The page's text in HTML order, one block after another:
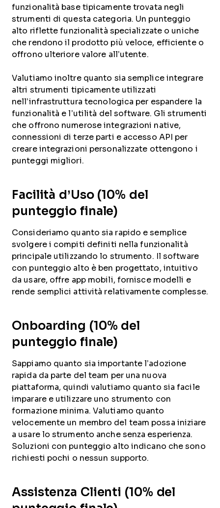
funzionalità base tipicamente trovata negli
strumenti di questa categoria. Un punteggio
alto riflette funzionalità specializzate o uniche
che rendono il prodotto più veloce, efficiente o
offrono ulteriore valore all’utente.
Valutiamo inoltre quanto sia semplice integrare
altri strumenti tipicamente utilizzati
nell’infrastruttura tecnologica per espandere la
funzionalità e l’utilità del software. Gli strumenti
che offrono numerose integrazioni native,
connessioni di terze parti e accesso API per
creare integrazioni personalizzate ottengono i
punteggi migliori.
Facilità d’Uso (10% del
punteggio finale)
Consideriamo quanto sia rapido e semplice
svolgere i compiti definiti nella funzionalità
principale utilizzando lo strumento. Il software
con punteggio alto è ben progettato, intuitivo
da usare, offre app mobili, fornisce modelli e
rende semplici attività relativamente complesse.
Onboarding (10% del
punteggio finale)
Sappiamo quanto sia importante l’adozione
rapida da parte del team per una nuova
piattaforma, quindi valutiamo quanto sia facile
imparare e utilizzare uno strumento con
formazione minima. Valutiamo quanto
velocemente un membro del team possa iniziare
a usare lo strumento anche senza esperienza.
Soluzioni con punteggio alto indicano che sono
richiesti pochi o nessun supporto.
Assistenza Clienti (10% del